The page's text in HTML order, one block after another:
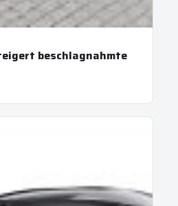
beschlagnahmte